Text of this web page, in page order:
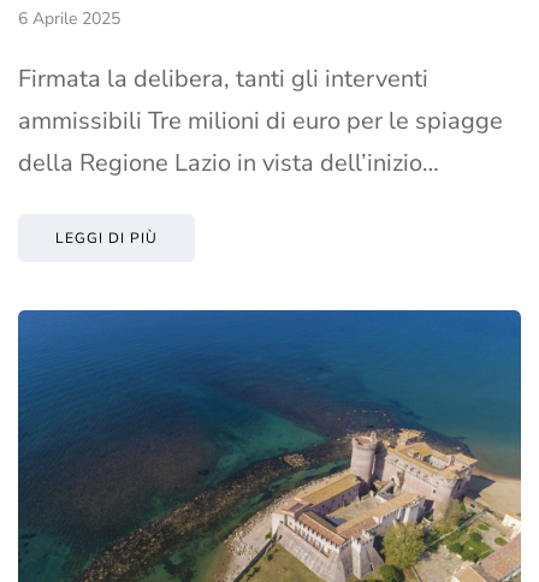
6 Aprile 2025
Firmata la delibera, tanti gli interventi
ammissibili Tre milioni di euro per le spiagge
della Regione Lazio in vista dell’inizio…
LEGGI DI PIÙ